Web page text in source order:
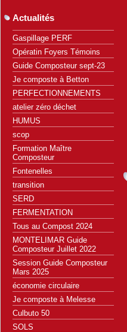
Actualités
Gaspillage PERF
Opératin Foyers Témoins
Guide Composteur sept-23
Je composte à Betton
PERFECTIONNEMENTS
atelier zéro déchet
HUMUS
scop
Formation Maître
Composteur
Fontenelles
transition
SERD
FERMENTATION
Tous au Compost 2024
MONTELIMAR Guide
Composteur Juillet 2022
Session Guide Composteur
Mars 2025
économie circulaire
Je composte à Melesse
Culbuto 50
SOLS